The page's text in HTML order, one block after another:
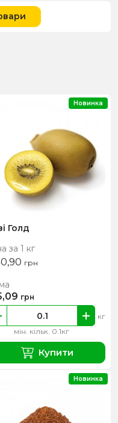
Голд
за 1 кг
грн
мін. кільк. 0.1кг
кг
грн
Купити
Новинка
Новинка